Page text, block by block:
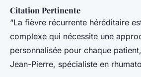
Citation Pertinente
“La fièvre récurrente héréditaire
complexe qui nécessite une
personnalisée pour chaque
Jean-Pierre, spécialiste en